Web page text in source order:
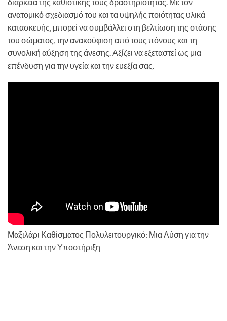
ανατομικό σχεδιασμό του και τα υψηλής ποιότητας υλικά
κατασκευής, μπορεί να συμβάλλει στη βελτίωση της στάσης
του σώματος, την ανακούφιση από τους πόνους και τη
συνολική αύξηση της άνεσης. Αξίζει να εξεταστεί ως μια
επένδυση για την υγεία και την ευεξία σας.
Μαξιλάρι Καθίσματος Πολυλειτουργικό: Μια Λύση για την
Άνεση και την Υποστήριξη